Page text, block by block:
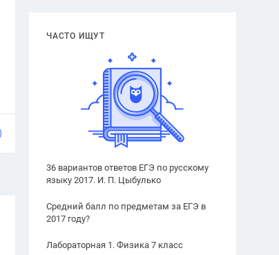
ЧАСТО ИЩУТ
36 вариантов ответов ЕГЭ по русскому
языку 2017. И. П. Цыбулько
Средний балл по предметам за ЕГЭ в
2017 году?
Лабораторная 1. Физика 7 класс